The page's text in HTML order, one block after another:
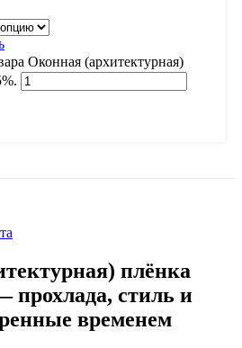
Оконная (архитектурная)
плёнка
прохлада, стиль и
временем